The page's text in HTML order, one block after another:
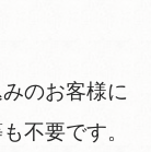
のお客様に
不要です。